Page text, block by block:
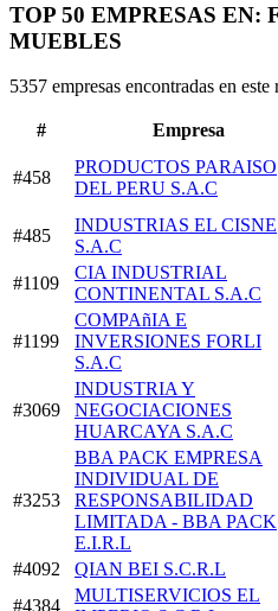
TOP 50 EMPRESAS EN:
MUEBLES
5357 empresas encontradas en este
# Empresa
#458
PRODUCTOS PARAISO
DEL PERU S.A.C
#485
INDUSTRIAS EL CISNE
S.A.C
#1109
CIA INDUSTRIAL
CONTINENTAL S.A.C
#1199
COMPAñIA E
INVERSIONES FORLI
S.A.C
#3069
INDUSTRIA Y
NEGOCIACIONES
HUARCAYA S.A.C
#3253
BBA PACK EMPRESA
INDIVIDUAL DE
RESPONSABILIDAD
LIMITADA - BBA PACK
E.I.R.L
#4092 QIAN BEI S.C.R.L
#4384
MULTISERVICIOS EL